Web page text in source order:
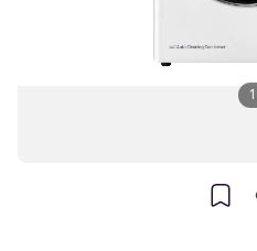
1